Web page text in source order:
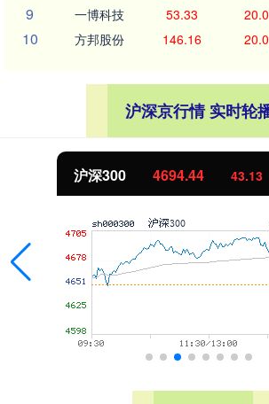
9 一博科技 53.33
10 方邦股份 146.16
沪深京行情 实时轮
4694.44 43.13 0.93%